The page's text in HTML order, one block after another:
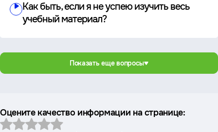
Как быть, если я не успею изучить весь
учебный материал?
Показать еще вопросы
Оцените качество информации на странице: